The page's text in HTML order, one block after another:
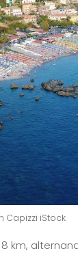
Capizzi iStock
km,